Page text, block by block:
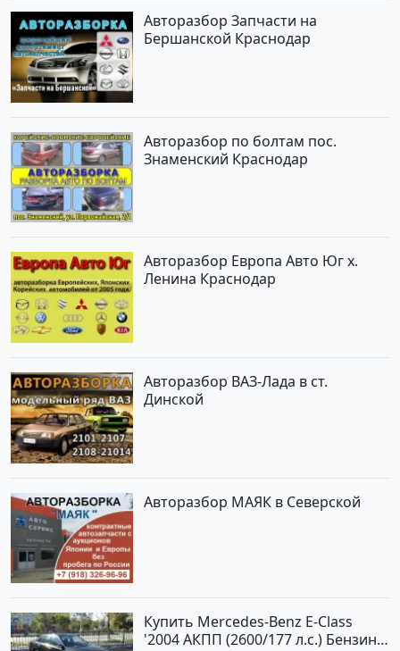
Авторазбор Запчасти на
Бершанской Краснодар
Авторазбор по болтам пос.
Знаменский Краснодар
Авторазбор Европа Авто Юг х.
Ленина Краснодар
Авторазбор ВАЗ-Лада в ст.
Динской
Авторазбор МАЯК в Северской
Купить Mercedes-Benz E-Class
'2004 АКПП (2600/177 л.с.) Бензин